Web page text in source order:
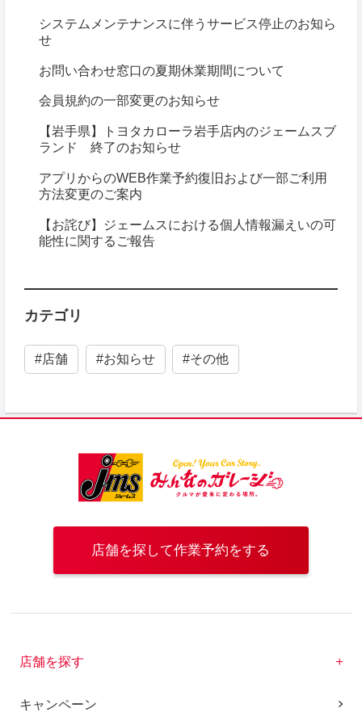
システムメンテナンスに伴うサービス停止のお知ら
せ
お問い合わせ窓口の夏期休業期間について
会員規約の一部変更のお知らせ
【岩手県】トヨタカローラ岩手店内のジェームスブ
ランド 終了のお知らせ
アプリからのWEB作業予約復旧および一部ご利用
方法変更のご案内
【お詫び】ジェームスにおける個人情報漏えいの可
能性に関するご報告
カテゴリ
#店舗 #お知らせ #その他
店舗を探して作業予約をする
店舗を探す
キャンペーン